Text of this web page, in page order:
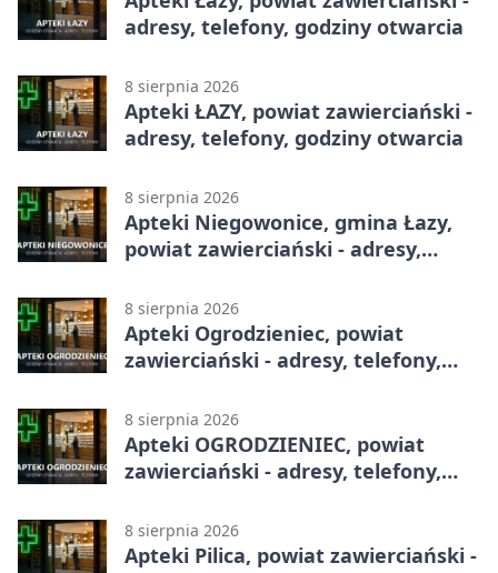
adresy, telefony, godziny otwarcia
8 sierpnia 2026
Apteki ŁAZY, powiat zawierciański -
adresy, telefony, godziny otwarcia
8 sierpnia 2026
Apteki Niegowonice, gmina Łazy,
powiat zawierciański - adresy,
8 sierpnia 2026
Apteki Ogrodzieniec, powiat
zawierciański - adresy, telefony,
8 sierpnia 2026
Apteki OGRODZIENIEC, powiat
zawierciański - adresy, telefony,
8 sierpnia 2026
Apteki Pilica, powiat zawierciański -